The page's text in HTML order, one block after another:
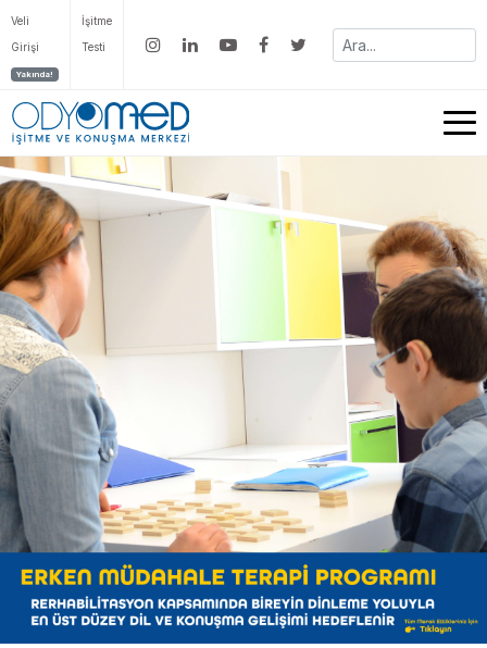
Veli
Girişi
Yakında!
İşitme
Testi